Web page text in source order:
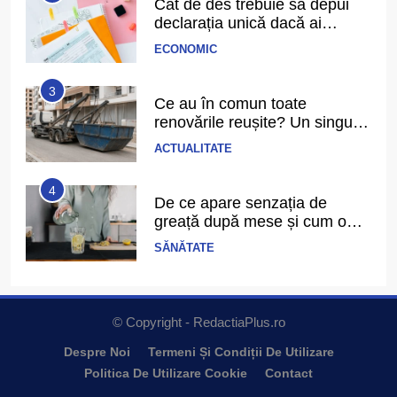
Cât de des trebuie să depui
declarația unică dacă ai
venituri independente
ECONOMIC
3
Ce au în comun toate
renovările reușite? Un singur
detaliu pe care puțini îl
ACTUALITATE
4
De ce apare senzația de
greață după mese și cum o
prevenim?
SĂNĂTATE
Ce înseamnă să ai echilibru în
viață și cum îl recunoști când îl
PERSPECTIVE
© Copyright - RedactiaPlus.ro
Despre Noi
Termeni Și Condiții De Utilizare
Politica De Utilizare Cookie
Contact